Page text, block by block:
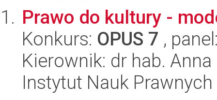
Prawo do kultury -
Konkurs: OPUS 7 ,
Kierownik: dr hab.
Instytut Nauk Prawnych